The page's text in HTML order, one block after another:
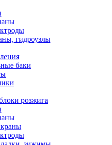
гидроузлы
баки
розжига